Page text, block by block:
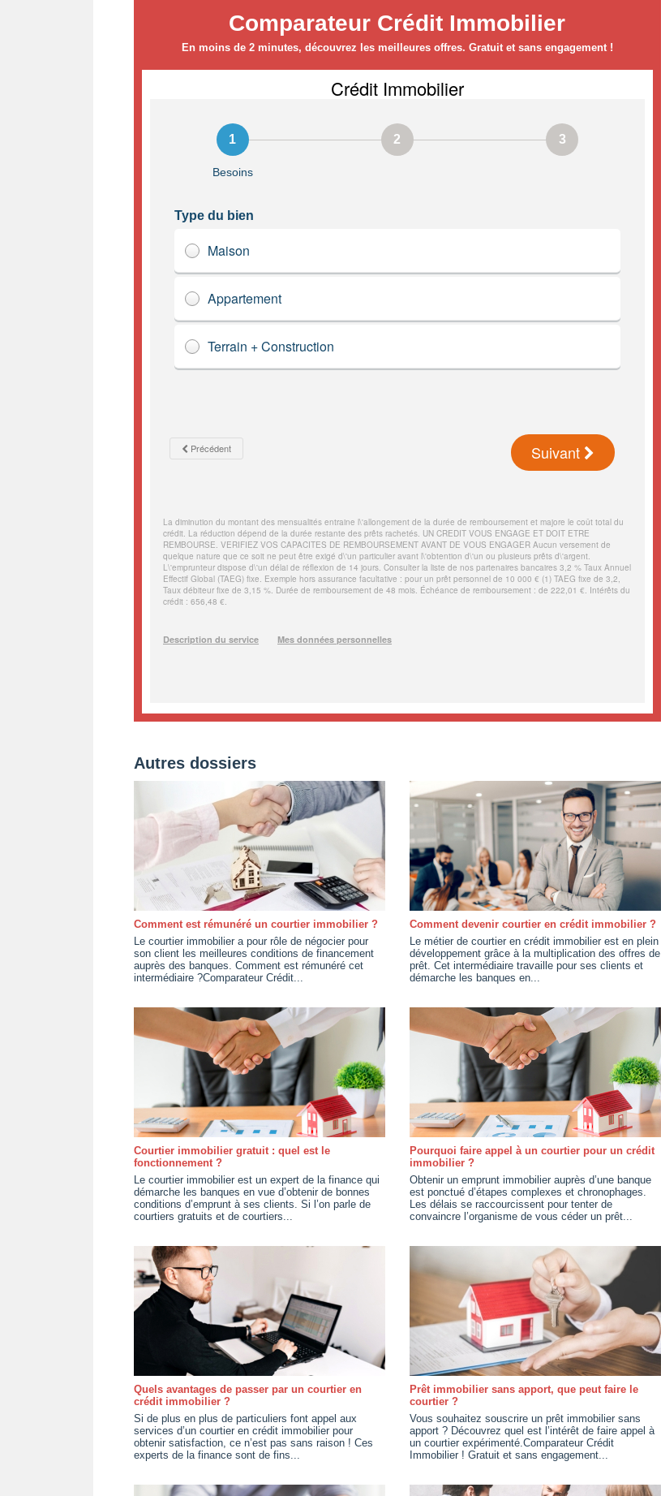
Comparateur Crédit Immobilier
En moins de 2 minutes, découvrez les meilleures offres. Gratuit et sans engagement !
Autres dossiers
Comment est rémunéré un courtier immobilier ?
Le courtier immobilier a pour rôle de négocier pour
son client les meilleures conditions de financement
auprès des banques. Comment est rémunéré cet
intermédiaire ?Comparateur Crédit...
Comment devenir courtier en crédit immobilier ?
Le métier de courtier en crédit immobilier est en plein
développement grâce à la multiplication des offres de
prêt. Cet intermédiaire travaille pour ses clients et
démarche les banques en...
Courtier immobilier gratuit : quel est le
fonctionnement ?
Le courtier immobilier est un expert de la finance qui
démarche les banques en vue d’obtenir de bonnes
conditions d’emprunt à ses clients. Si l’on parle de
courtiers gratuits et de courtiers...
Pourquoi faire appel à un courtier pour un crédit
immobilier ?
Obtenir un emprunt immobilier auprès d’une banque
est ponctué d’étapes complexes et chronophages.
Les délais se raccourcissent pour tenter de
convaincre l’organisme de vous céder un prêt...
Quels avantages de passer par un courtier en
crédit immobilier ?
Si de plus en plus de particuliers font appel aux
services d’un courtier en crédit immobilier pour
obtenir satisfaction, ce n’est pas sans raison ! Ces
experts de la finance sont de fins...
Prêt immobilier sans apport, que peut faire le
courtier ?
Vous souhaitez souscrire un prêt immobilier sans
apport ? Découvrez quel est l’intérêt de faire appel à
un courtier expérimenté.Comparateur Crédit
Immobilier ! Gratuit et sans engagement...